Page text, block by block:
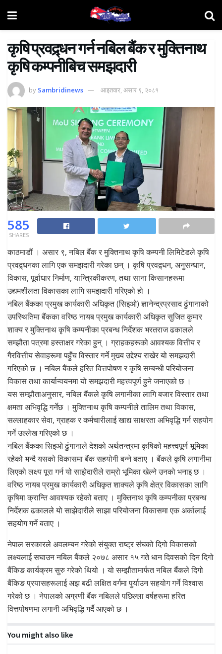
कृषि प्रवद्र्धन गर्न नबिल बैंक र मुक्तिनाथ
कृषि कम्पनीबिच समझदारी
by Sambridinews आइतवार, असार ९, २०८१
585
SHARES
काठमाडौं । असार ९, नबिल बैंक र मुक्तिनाथ कृषि कम्पनी लिमिटेडले कृषि
प्रवद्र्धनका लागि एक समझदारी गरेका छन् । कृषि प्रवद्र्धन, अनुसन्धान,
विकास, पूर्वाधार निर्माण, यान्त्रिकीकरण, तथा साना किसानहरूमा
उद्यमशीलता विकासका लागि समझदारी गरिएको हो ।
नबिल बैंकका प्रमुख कार्यकारी अधिकृत (सिइओ) ज्ञानेन्द्रप्रसाद ढुंगानाको
उपस्थितिमा बैंकका वरिष्ठ नायब प्रमुख कार्यकारी अधिकृत सुजित कुमार
शाक्य र मुक्तिनाथ कृषि कम्पनीका प्रबन्ध निर्देशक भरतराज ढकालले
सम्झौता पत्रमा हस्ताक्षर गरेका हुन् । ग्राहकहरूको आवश्यक वित्तीय र
गैरवित्तीय सेवाहरूमा पहुँच विस्तार गर्ने मुख्य उद्देश्य राखेर यो समझदारी
गरिएको छ । नबिल बैंकले हरित वित्तपोषण र कृषि सम्बन्धी परियोजना
विकास तथा कार्यान्वयनमा यो समझदारी महत्त्वपूर्ण हुने जनाएको छ ।
यस सम्झौताअनुसार, नबिल बैंकले कृषि लगानीका लागि बजार विस्तार तथा
क्षमता अभिवृद्धि गर्नेछ । मुक्तिनाथ कृषि कम्पनीले तालिम तथा विकास,
सल्लाहकार सेवा, ग्राहक र कर्मचारीलाई खाद्य साक्षरता अभिवृद्धि गर्न सहयोग
गर्ने उल्लेख गरिएको छ ।
नबिल बैंकका सिइओ ढुंगानाले देशको अर्थतन्त्रमा कृषिको महत्त्वपूर्ण भूमिका
रहेको भन्दै यसको विकासमा बैंक सहयोगी बन्ने बताए । बैंकले कृषि लगानीमा
लिएको लक्ष्य पूरा गर्न यो साझेदारीले राम्रो भूमिका खेल्ने उनको भनाइ छ ।
वरिष्ठ नायब प्रमुख कार्यकारी अधिकृत शाक्यले कृषि क्षेत्र विकासका लागि
कृषिमा क्रान्ति आवश्यक रहेको बताए । मुक्तिनाथ कृषि कम्पनीका प्रबन्ध
निर्देशक ढकालले यो साझेदारीले साझा परियोजना विकासमा एक अर्कालाई
सहयोग गर्ने बताए ।
नेपाल सरकारले अवलम्बन गरेको संयुक्त राष्ट्र संघको दिगो विकासको
लक्ष्यलाई सघाउन नबिल बैंकले २०७८ असार १५ गते धान दिवसको दिन दिगो
बैंकिङ कार्यक्रम सुरु गरेको थियो । यो सम्झौतामार्फत नबिल बैंकले दिगो
बैंकिङ प्रयासहरूलाई अझ बढी लक्षित वर्गमा पुर्याउन सहयोग गर्ने विश्वास
गरेको छ । नेपालको अग्रणी बैंक नबिलले पछिल्ला वर्षहरूमा हरित
वित्तपोषणमा लगानी अभिवृद्धि गर्दै आएको छ ।
You might also like